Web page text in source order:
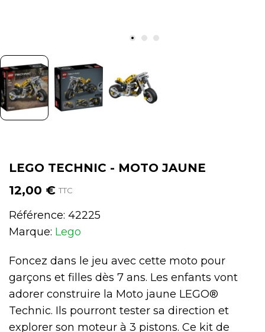
LEGO TECHNIC - MOTO JAUNE
12,00 € TTC
Référence: 42225
Marque: Lego
Foncez dans le jeu avec cette moto pour
garçons et filles dès 7 ans. Les enfants vont
adorer construire la Moto jaune LEGO®
Technic. Ils pourront tester sa direction et
explorer son moteur à 3 pistons. Ce kit de